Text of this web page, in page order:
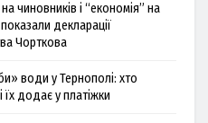
чиновників і “економія” на
декларації
Чорткова
води у Тернополі: хто
їх додає у платіжки